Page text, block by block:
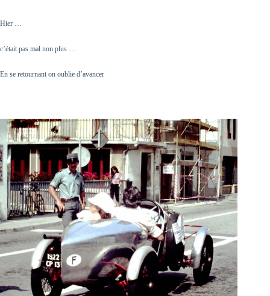
Hier …
c’était pas mal non plus …
En se retournant on oublie d’avancer